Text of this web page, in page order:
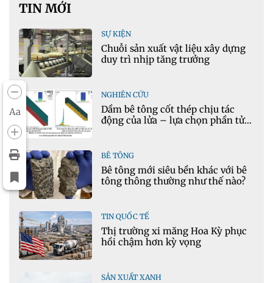
Aa
TIN MỚI
SỰ KIỆN
Chuỗi sản xuất vật liệu xây dựng
duy trì nhịp tăng trưởng
NGHIÊN CỨU
Dầm bê tông cốt thép chịu tác
động của lửa – lựa chọn phần tử
BÊ TÔNG
Bê tông mới siêu bền khác với bê
tông thông thường như thế nào?
TIN QUỐC TẾ
Thị trường xi măng Hoa Kỳ phục
hồi chậm hơn kỳ vọng
SẢN XUẤT XANH